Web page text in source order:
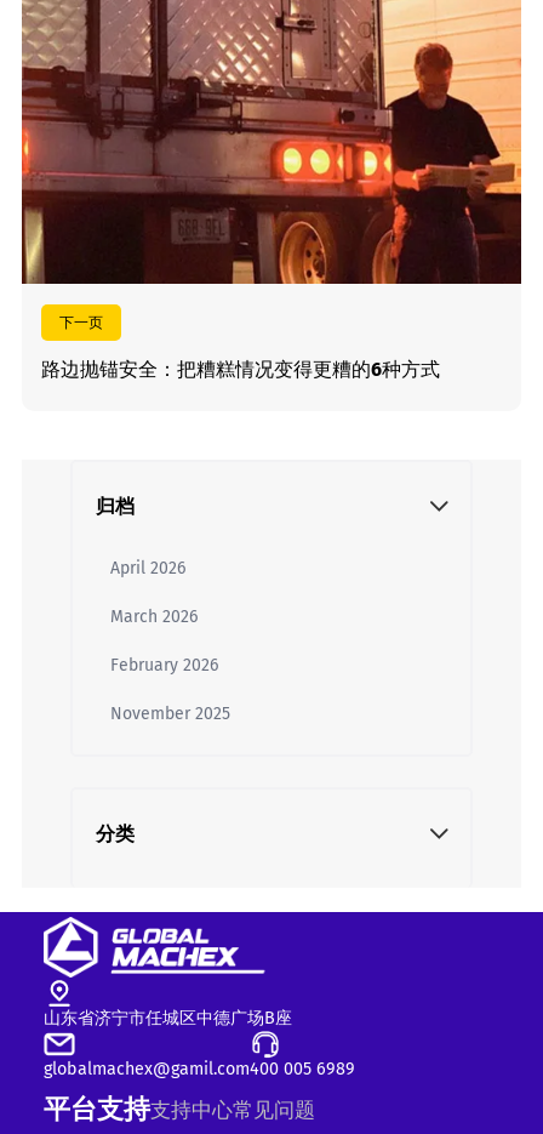
下一页
路边抛锚安全：把糟糕情况变得更糟的6种方式
归档
April 2026
March 2026
February 2026
November 2025
分类
山东省济宁市任城区中德广场B座
globalmachex@gamil.com400 005 6989
平台支持支持中心常见问题